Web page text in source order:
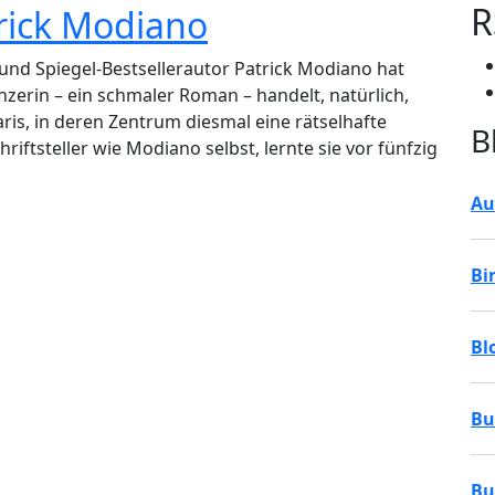
Modiano
Spiegel-Bestsellerautor Patrick Modiano hat
– ein schmaler Roman – handelt, natürlich,
in deren Zentrum diesmal eine rätselhafte
wie Modiano selbst, lernte sie vor fünfzig